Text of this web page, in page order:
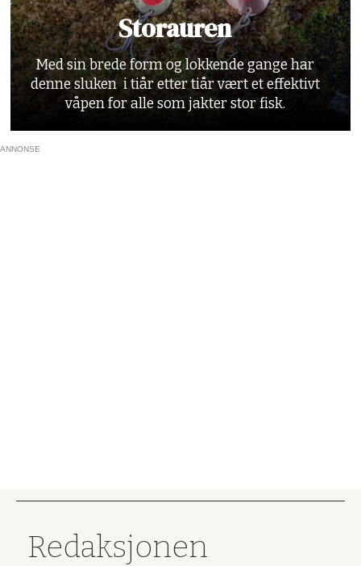
Storauren
Med sin brede form og lokkende gange har
denne sluken i tiår etter tiår vært et effektivt
våpen for alle som jakter stor fisk.
ANNONSE
Redaksjonen